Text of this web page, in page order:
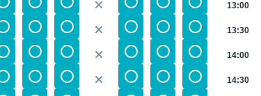
13:00
13:30
14:00
14:30